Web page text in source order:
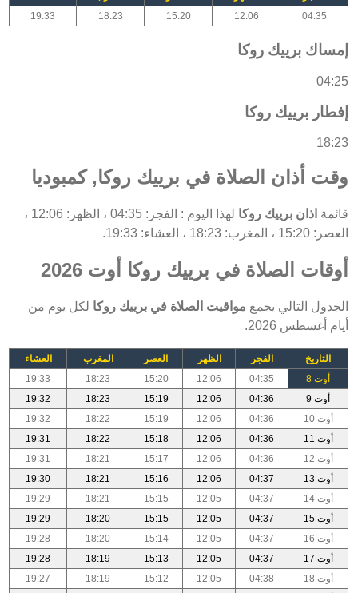
04:35
12:06
15:20
18:23
19:33
إمساك برييك روكا
04:25
إفطار برييك روكا
18:23
وقت أذان الصلاة في برييك روكا, كمبوديا
قائمة اذان برييك روكا
لهذا اليوم : الفجر: 04:35 ، الظهر: 12:06 ،
العصر: 15:20 ، المغرب: 18:23 ، العشاء: 19:33.
أوقات الصلاة في برييك روكا أوت 2026
الجدول التالي يجمع مواقيت الصلاة في برييك روكا لكل يوم من
أيام أغسطس 2026.
التاريخ الفجر الظهر العصر المغرب
العشاء
أوت 8
04:35
12:06
15:20
18:23
19:33
أوت 9
04:36
12:06
15:19
18:23
19:32
أوت 10
04:36
12:06
15:19
18:22
19:32
أوت 11
04:36
12:06
15:18
18:22
19:31
أوت 12
04:36
12:06
15:17
18:21
19:31
أوت 13
04:37
12:06
15:16
18:21
19:30
أوت 14
04:37
12:05
15:15
18:21
19:29
أوت 15
04:37
12:05
15:15
18:20
19:29
أوت 16
04:37
12:05
15:14
18:20
19:28
أوت 17
04:37
12:05
15:13
18:19
19:28
أوت 18
04:38
12:05
15:12
18:19
19:27